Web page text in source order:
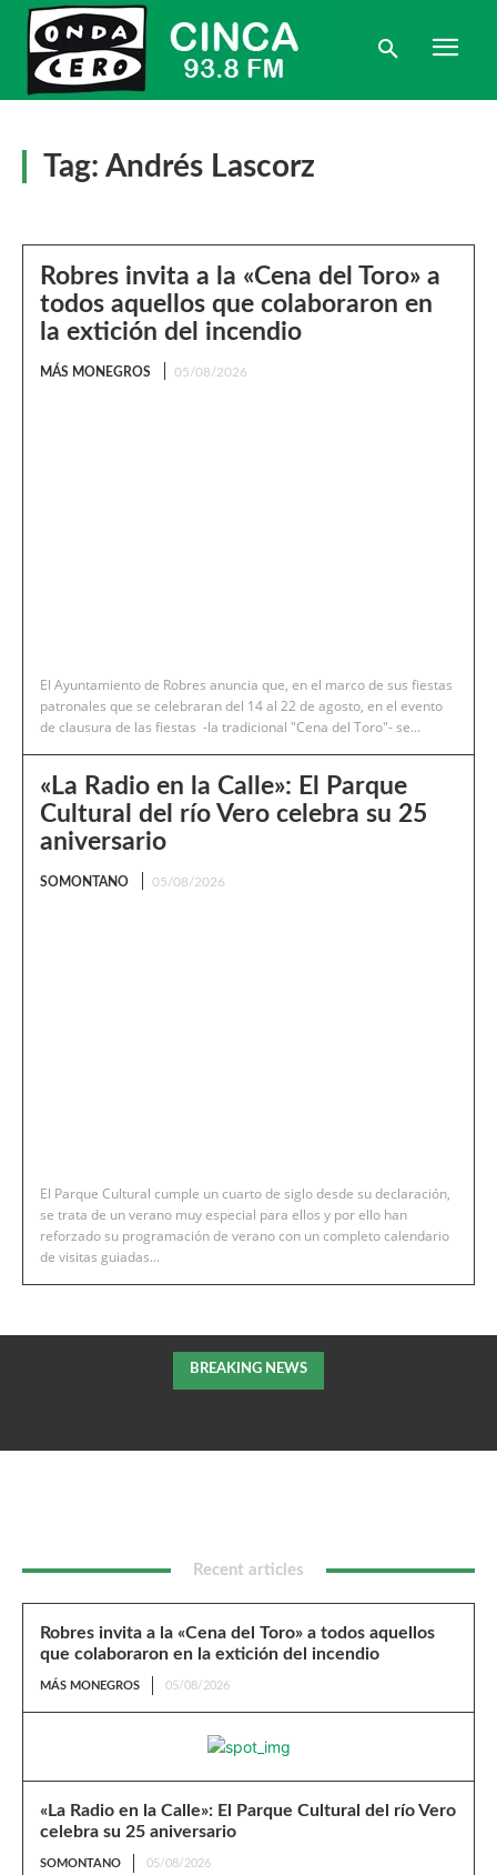
Tag: Andrés Lascorz
Robres invita a la «Cena del Toro» a
todos aquellos que colaboraron en
la extición del incendio
MÁS MONEGROS 05/08/2026
El Ayuntamiento de Robres anuncia que, en el marco de sus fiestas
patronales que se celebraran del 14 al 22 de agosto, en el evento
de clausura de las fiestas -la tradicional "Cena del Toro"- se...
«La Radio en la Calle»: El Parque
Cultural del río Vero celebra su 25
aniversario
SOMONTANO 05/08/2026
El Parque Cultural cumple un cuarto de siglo desde su declaración,
se trata de un verano muy especial para ellos y por ello han
reforzado su programación de verano con un completo calendario
de visitas guiadas...
BREAKING NEWS
Recent articles
Robres invita a la «Cena del Toro» a todos aquellos
que colaboraron en la extición del incendio
MÁS MONEGROS 05/08/2026
«La Radio en la Calle»: El Parque Cultural del río Vero
celebra su 25 aniversario
SOMONTANO 05/08/2026